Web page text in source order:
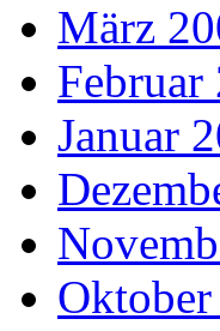
März
Februar
Januar